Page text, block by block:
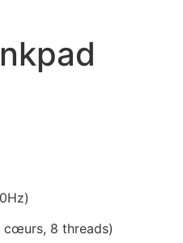
cœurs, 8 threads)